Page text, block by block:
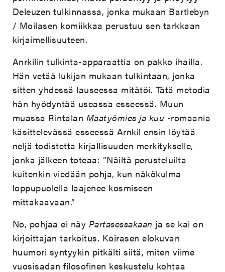
Deleuzen tulkinnassa, jonka mukaan Bartlebyn
/ Moilasen komiikkaa perustuu sen tarkkaan
kirjaimellisuuteen.
Anrkilin tulkinta-apparaattia on pakko ihailla.
Hän vetää lukijan mukaan tulkintaan, jonka
sitten yhdessä lauseessa mitätöi. Tätä metodia
hän hyödyntää useassa esseessä. Muun
muassa Rintalan Maatyömies ja kuu -romaania
käsittelevässä esseessä Arnkil ensin löytää
neljä todistetta kirjallisuuden merkitykselle,
jonka jälkeen toteaa: ”Näiltä perusteluilta
kuitenkin viedään pohja, kun näkökulma
loppupuolella laajenee kosmiseen
mittakaavaan.”
No, pohjaa ei näy Partasessakaan ja se kai on
kirjoittajan tarkoitus. Koirasen elokuvan
huumori syntyykin pitkälti siitä, miten viime
vuosisadan filosofinen keskustelu kohtaa